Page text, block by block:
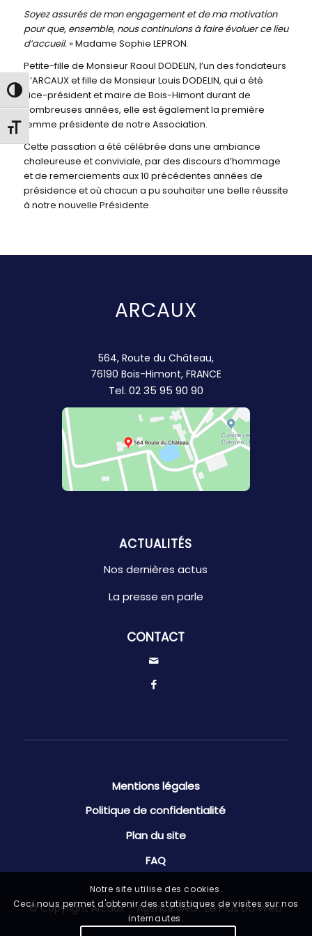
Passer en contraste élevé
Changer la taille de la police
Soyez assurés de mon engagement et de ma motivation
pour que, ensemble, nous continuions à faire évoluer ce lieu
d’accueil.» Madame Sophie LEPRON.
Petite-fille de Monsieur Raoul DODELIN, l’un des fondateurs
d’ARCAUX et fille de Monsieur Louis DODELIN, qui a été
vice-président et maire de Bois-Himont durant de
nombreuses années, elle est également la première
femme présidente de notre Association.
Cette passation a été célébrée dans une ambiance
chaleureuse et conviviale, par des discours d’hommage
et de remerciements aux 10 précédentes années de
présidence et où chacun a pu souhaiter une belle réussite
à notre nouvelle Présidente.
ARCAUX
564, Route du Château,
76190 Bois-Himont, FRANCE
Tel. 02 35 95 90 90
ACTUALITÉS
Nos dernières actus
La presse en parle
CONTACT
Mentions légales
Politique de confidentialité
Plan du site
FAQ
© Copyright Arcaux – Agence web :Le Plus Du Web
Notre site utilise des cookies.
Ceci nous permet d'obtenir des statistiques de visites sur nos
internautes.